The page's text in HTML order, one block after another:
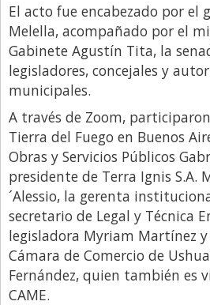
Minuto Lanzamiento
Negocios
Opinion
País
Política
Publicidad y Marketing
Real Estate y Propiedades
Responsabilidad Social
Salidas
Santa Fe
Show Business
El acto fue encabezado por el
Melella, acompañado por el
Gabinete Agustín Tita, la
legisladores, concejales y
municipales.
A través de Zoom,
Tierra del Fuego en Buenos
Obras y Servicios Públicos
presidente de Terra Ignis S.A.
´Alessio, la gerenta
secretario de Legal y Técnica
legisladora Myriam Martínez
Cámara de Comercio de
Fernández, quien también es
CAME.